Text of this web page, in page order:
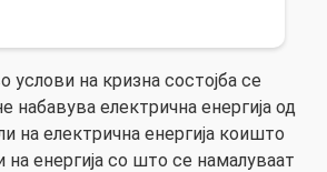
на кризна состојба се
електрична енергија од
на електрична енергија коишто
енергија со што се намалуваат